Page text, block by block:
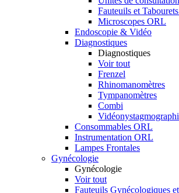
Fauteuils et
Microscopes ORL
Endoscopie & Vidéo
Diagnostiques
Diagnostiques
Voir tout
Frenzel
Rhinomanomètres
Tympanomètres
Combi
Consommables ORL
Instrumentation ORL
Lampes Frontales
Gynécologie
Gynécologie
Voir tout
Fauteuils Gynécologiques